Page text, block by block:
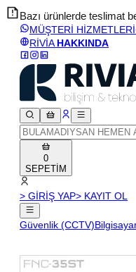
Bazı ürünlerde teslimat
MÜŞTERİ HİZMETLERİ
RİVİA HAKKINDA
0
SEPETİM
> GİRİŞ YAP> KAYIT OL
Güvenlik (CCTV)